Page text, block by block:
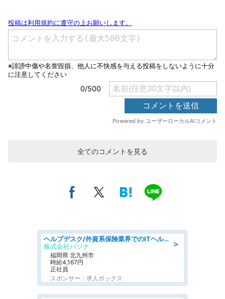
全てのコメントを見る
＞
ヘルプデスク/外資系保険業界でのITヘルプデスク業務/駅近/即日勤務可/ヘルプデスク
株式会社パソナ
福岡県 北九州市
時給4,167円
正社員
スポンサー：求人ボックス